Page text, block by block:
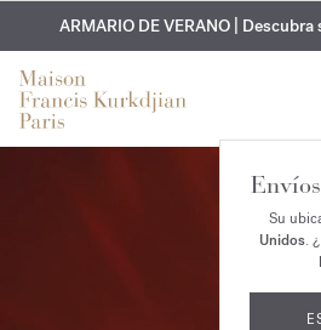
EXCLUSIVO | Descubra la nueva
en su
GRABADO GRATUITO | En todas
corporales hasta el 9
ARMARIO DE VERANO |
Su
Unidos.